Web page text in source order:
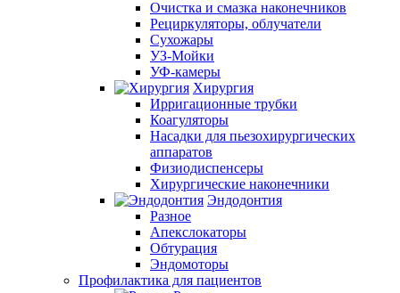
Очистка и смазка наконечников
Рециркуляторы, облучатели
Сухожары
УЗ-Мойки
УФ-камеры
Хирургия
Ирригационные трубки
Коагуляторы
Насадки для пьезохирургических
аппаратов
Физиодиспенсеры
Хирургические наконечники
Эндодонтия
Разное
Апекслокаторы
Обтурация
Эндомоторы
Профилактика для пациентов